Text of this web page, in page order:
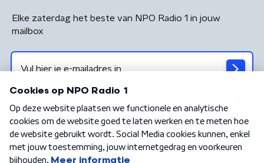
Elke zaterdag het beste van NPO Radio 1 in jouw
mailbox
Algemene voorwaarden